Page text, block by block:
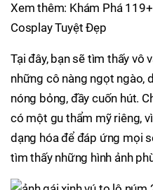
Xem thêm: Khám Phá
Cosplay Tuyệt Đẹp
Tại đây, bạn sẽ tìm thấy vô
những cô nàng ngọt ngào,
nóng bỏng, đầy cuốn hút.
có một gu thẩm mỹ riêng,
dạng hóa để đáp ứng mọi
tìm thấy những hình ảnh